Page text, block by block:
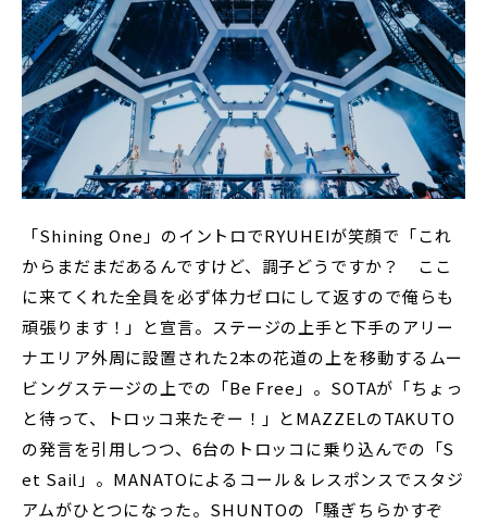
「Shining One」のイントロでRYUHEIが笑顔で「これ
からまだまだあるんですけど、調子どうですか？ ここ
に来てくれた全員を必ず体力ゼロにして返すので俺らも
頑張ります！」と宣言。ステージの上手と下手のアリー
ナエリア外周に設置された2本の花道の上を移動するムー
ビングステージの上での「Be Free」。SOTAが「ちょっ
と待って、トロッコ来たぞー！」とMAZZELのTAKUTO
の発言を引用しつつ、6台のトロッコに乗り込んでの「S
et Sail」。MANATOによるコール＆レスポンスでスタジ
アムがひとつになった。SHUNTOの「騒ぎちらかすぞ